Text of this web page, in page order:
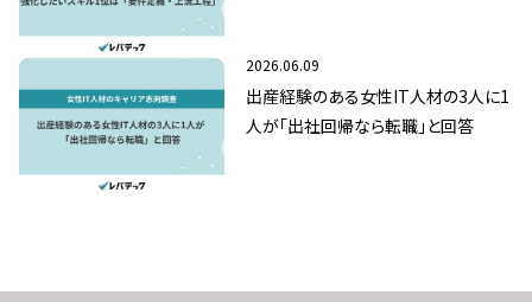
2026.06.09
出産経験のある女性IT人材の3人に1
人が「出社回帰なら転職」と回答